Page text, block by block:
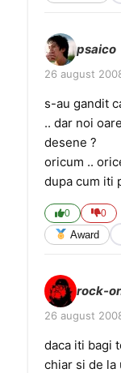
psaico
26 august
s-au gandit
.. dar noi
desene ?
oricum ..
dupa cum iti
0 0
Award
rock-
26 august
daca iti bagi
chiar si de la